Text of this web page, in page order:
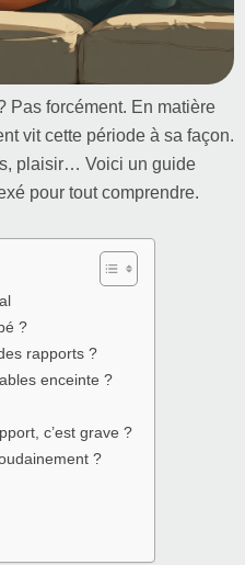
Pas forcément. En matière
vit cette période à sa façon.
plaisir… Voici un guide
pour tout comprendre.
?
rapports ?
enceinte ?
c’est grave ?
?